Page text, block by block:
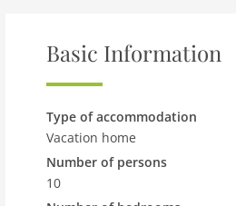
Badezimmer: WC. Warmes und
Badewanne
Terrasse oder Ähnliches:
Terrasse oder Ähnliches:
Terrasse oder Ähnliches: Balkon
Terrasse oder Ähnliches: Balkon
Basic Information
Type of accommodation
Vacation home
Number of persons
10